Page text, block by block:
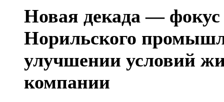
Новая декада — фокус
Норильского
улучшении условий
компании